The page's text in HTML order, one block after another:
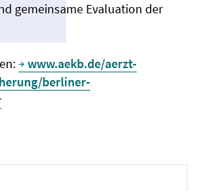
gemeinsame Evaluation der
www.aekb.de/aerzt-
berliner-